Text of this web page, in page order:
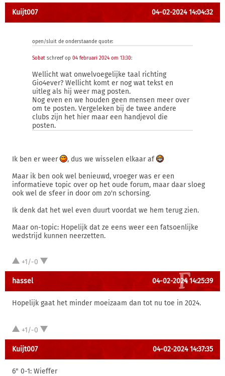
Kuijt007 04-02-2024 14:04:32
open/sluit de onderstaande quote:
Sobat schreef op 04 februari 2024 om 13:30:
Wellicht wat onwelvoegelijke taal richting
Gio4ever? Wellicht komt er nog wat tekst en
uitleg als hij weer mag posten.
Nog even en we houden geen mensen meer over
om te posten. Vergeleken bij de twee andere
clubs zijn het hier maar een handjevol die
posten.
Ik ben er weer
, dus we wisselen elkaar af
Maar ik ben ook wel benieuwd, vroeger was er een
informatieve topic over op het oude forum, maar daar sloeg
ook wel de sfeer in door om zo'n schorsing.
Ik denk dat het wel even duurt voordat we hem terug zien.
Maar on-topic: Hopelijk dat ze eens weer een fatsoenlijke
wedstrijd kunnen neerzetten.
+1/-0
hassel 04-02-2024 14:25:39
Hopelijk gaat het minder moeizaam dan tot nu toe in 2024.
+1/-0
Kuijt007 04-02-2024 14:37:35
6" 0-1: Wieffer